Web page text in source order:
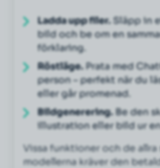
Ladda upp filer.Släpp in
bild och be om en
förklaring.
Röstläge.Prata med
person – perfekt när du
eller går promenad.
Bildgenerering.Be den
illustration eller bild ur
Vissa funktioner och de allra
modellerna kräver den